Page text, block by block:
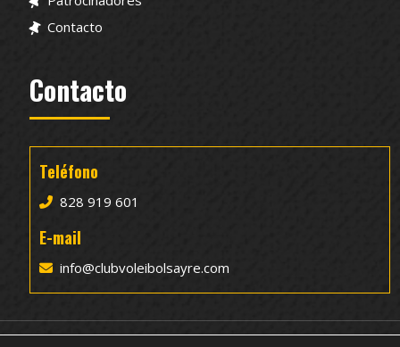
Contacto
Contacto
Teléfono
828 919 601
E-mail
info@clubvoleibolsayre.com